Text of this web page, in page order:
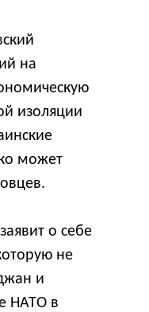
на
изоляции
может
о себе
не
и
НАТО в